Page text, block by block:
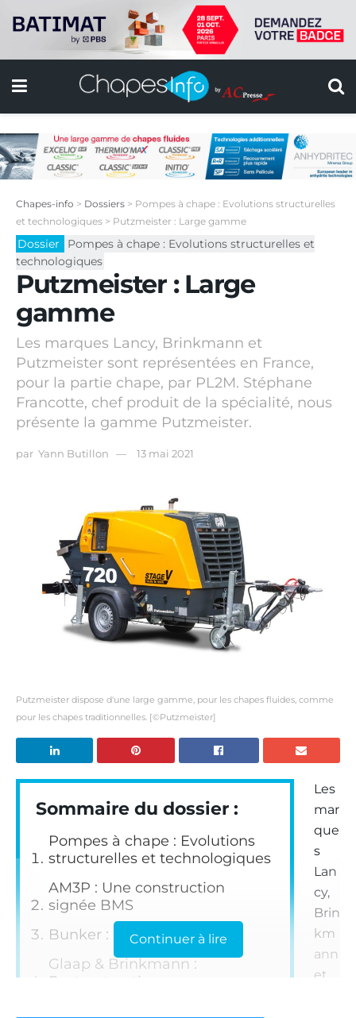
Chapes-info > Dossiers > Pompes à chape : Evolutions structurelles
et technologiques > Putzmeister : Large gamme
Dossier
Pompes à chape : Evolutions structurelles et
technologiques
Putzmeister : Large
gamme
Les marques Lancy, Brinkmann et
Putzmeister sont représentées en France,
pour la partie chape, par PL2M. Stéphane
Francotte, chef produit de la spécialité, nous
présente la gamme Putzmeister.
par Yann Butillon 13 mai 2021
Putzmeister dispose d'une large gamme, pour les chapes fluides, comme
pour les chapes traditionnelles. [©Putzmeister]
Sommaire du dossier :
Pompes à chape : Evolutions
structurelles et technologiques
AM3P : Une construction
signée BMS
Bunker : Déjà un classique
Glaap & Brinkmann :
Restructuration
Les
mar
que
s
Lan
cy,
Brin
km
ann
et
Continuer à lire